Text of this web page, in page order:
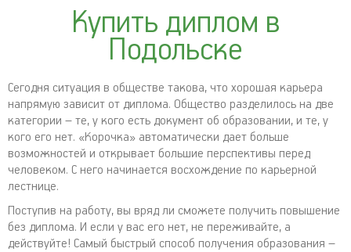
Купить диплом в
Подольске
Сегодня ситуация в обществе такова, что хорошая карьера
напрямую зависит от диплома. Общество разделилось на две
категории – те, у кого есть документ об образовании, и те, у
кого его нет. «Корочка» автоматически дает больше
возможностей и открывает большие перспективы перед
человеком. С него начинается восхождение по карьерной
лестнице.
Поступив на работу, вы вряд ли сможете получить повышение
без диплома. И если у вас его нет, не переживайте, а
действуйте! Самый быстрый способ получения образования –